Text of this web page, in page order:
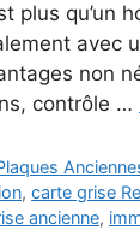
plus qu’un
avec
non
contrôle …
,carte grise
ancienne,